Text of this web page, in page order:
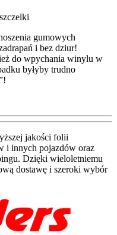
gumowych
i bez dziur!
do wpychania winylu w
byłyby trudno
jakości folii
i innych pojazdów oraz
Dzięki wieloletniemu
dostawę i szeroki wybór